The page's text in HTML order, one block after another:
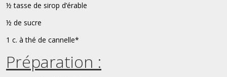
½ tasse de sirop d’érable
½ de sucre
1 c. à thé de cannelle*
Préparation :